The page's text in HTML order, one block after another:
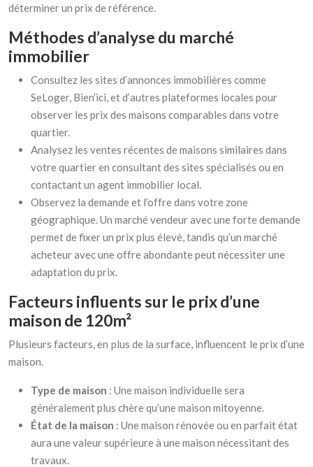
déterminer un prix de référence.
Méthodes d’analyse du marché
immobilier
Consultez les sites d’annonces immobilières comme
SeLoger, Bien’ici, et d’autres plateformes locales pour
observer les prix des maisons comparables dans votre
quartier.
Analysez les ventes récentes de maisons similaires dans
votre quartier en consultant des sites spécialisés ou en
contactant un agent immobilier local.
Observez la demande et l’offre dans votre zone
géographique. Un marché vendeur avec une forte demande
permet de fixer un prix plus élevé, tandis qu’un marché
acheteur avec une offre abondante peut nécessiter une
adaptation du prix.
Facteurs influents sur le prix d’une
maison de 120m²
Plusieurs facteurs, en plus de la surface, influencent le prix d’une
maison.
Type de maison : Une maison individuelle sera
généralement plus chère qu’une maison mitoyenne.
État de la maison : Une maison rénovée ou en parfait état
aura une valeur supérieure à une maison nécessitant des
travaux.